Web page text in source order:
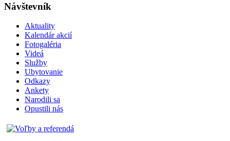
Návštevník
Aktuality
Kalendár akcií
Fotogaléria
Videá
Služby
Ubytovanie
Odkazy
Ankety
Narodili sa
Opustili nás